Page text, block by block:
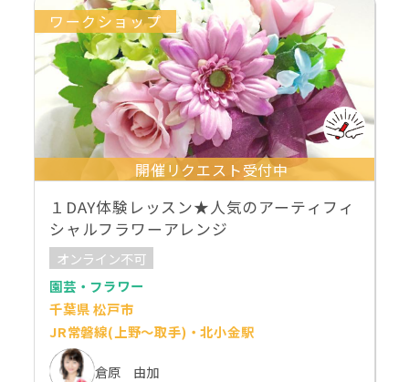
ワークショップ
開催リクエスト受付中
１DAY体験レッスン★人気のアーティフィ
シャルフラワーアレンジ
オンライン不可
園芸・フラワー
千葉県 松戸市
JR常磐線(上野～取手)・北小金駅
倉原 由加